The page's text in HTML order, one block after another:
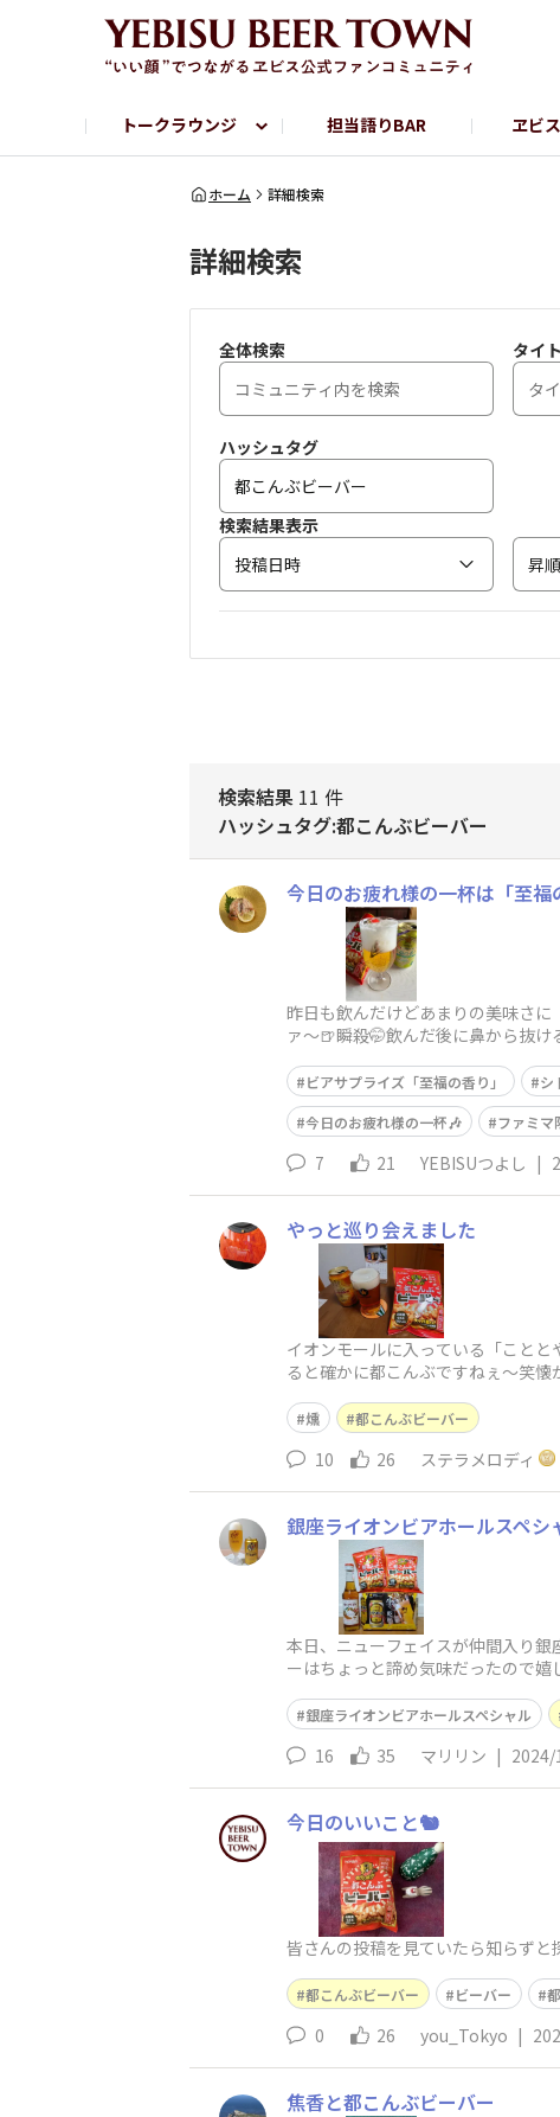
トークラウンジ
フリートーク
担当語りBAR ヱビ
ヱビス提供店情報
ヱビスブランドサイト
サッポロビール公式Instagram
ホーム 詳細検索
詳細検索
全体検索 タイ
ハッシュタグ
検索結果表示
投稿日時
昇順
検索結果 11 件
ハッシュタグ:都こんぶビーバー
今日のお疲れ様の一杯は「至福
昨日も飲んだけどあまりの
ァ〜🍺瞬殺🤭飲んだ後に
ビアサプライズ「至福の香り」 シ
今日のお疲れ様の一杯🎶
ファミマ
7 21 YEBISUつよし |
やっと巡り会えました
イオンモールに入っている「こと
ると確かに都こんぶですねぇ〜笑
燻 都こんぶビーバー
10 26 ステラメロディ
銀座ライオンビアホールスペシ
本日、ニューフェイスが仲間入り
ーはちょっと諦め気味だったので
銀座ライオンビアホールスペシャル
16 35 マリリン | 2024/
今日のいいこと🐿️
皆さんの投稿を見ていたら知らず
都こんぶビーバー ビーバー
0 26 you_Tokyo |
焦香と都こんぶビーバー